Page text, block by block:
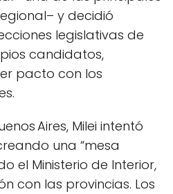
y decidió
legislativas de
candidatos,
pacto con los
Aires, Milei intentó
una “mesa
el Ministerio de Interior,
con las provincias. Los